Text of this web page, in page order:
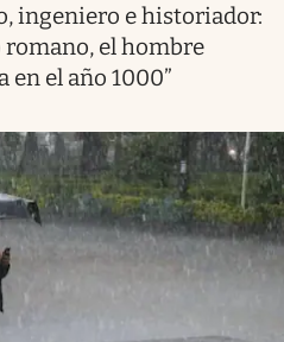
ingeniero e historiador:
romano, el hombre
en el año 1000”